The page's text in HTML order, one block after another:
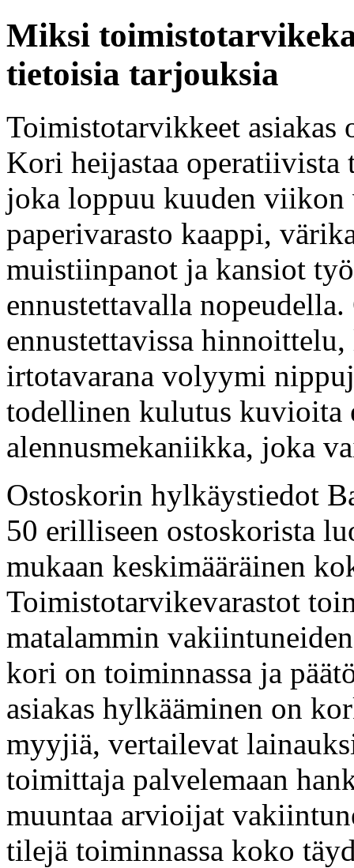
Miksi
tietoisia tarjouksia
Toimistotarvikkeet asiakas
Kori heijastaa operatiivista
joka loppuu kuuden
paperivarasto kaappi,
muistiinpanot ja kansiot
ennustettavalla
ennustettavissa
irtotavarana volyymi
todellinen kulutus kuvioita
alennusmekaniikka, joka
Ostoskorin hylkäystiedot
50 erilliseen ostoskorista
mukaan keskimääräinen
Toimistotarvikevarastot
matalammin
kori on toiminnassa ja
asiakas hylkääminen on
myyjiä, vertailevat
toimittaja palvelemaan
muuntaa arvioijat
tilejä toiminnassa koko